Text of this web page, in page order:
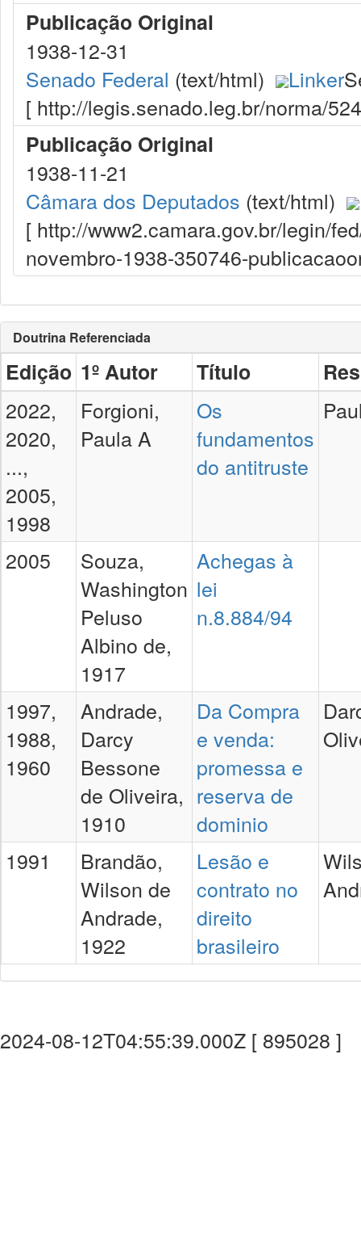
Publicação Original
1938-12-31
Senado Federal (text/html) Linker
[ http://legis.senado.leg.br/norma/
Publicação Original
1938-11-21
Câmara dos Deputados (text/html)
[ http://www2.camara.gov.br/legin/
novembro-1938-350746-
Doutrina Referenciada
Edição 1º Autor Título
2022,
2020,
...,
2005,
1998
Forgioni,
Paula A
Os
fundamentos
do antitruste
2005
Souza,
Washington
Peluso
Albino de,
1917
Achegas à
lei
n.8.884/94
1997,
1988,
1960
Andrade,
Darcy
Bessone
de Oliveira,
1910
Da Compra
e venda:
promessa e
reserva de
dominio
1991
Brandão,
Wilson de
Andrade,
1922
Lesão e
contrato no
direito
brasileiro
2024-08-12T04:55:39.000Z [ 895028 ]